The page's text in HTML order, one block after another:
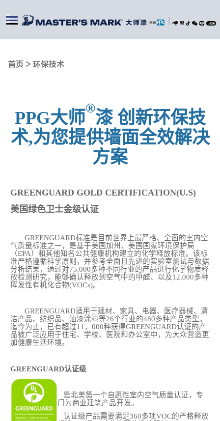
首页 > 环保技术
PPG大师
®
漆 创新环保技
术,为您提供墙面全效解决
方案
GREENGUARD GOLD CERTIFICATION(U.S)
美国绿色卫士金级认证
GREENGUARD标准是目前世界上最严格、全面的室内空
气质量标准之一，是基于美国加州、美国国家环境保护局
（EPA）和其他知名公共健康机构建立的化学释放标准。该标
准严格遵循科学原则，并参考全面且先进的实验室测试与数据
分析结果，通过对75,000多种不同行业的产品进行化学物质释
放检测研究，能够确认释放到空气中的甲醛、以及12,000多种
挥发性有机化合物(VOCs)。
GREENGUARD适用于建材、家具、电器、医疗器械、清
洁产品、纺织品、油漆涂料等26个行业的480多种产品类型。
迄今为止，已有超过11，000种获得GREENGUARD认证的产
品被广泛应用于住宅、学校、医院和办公室中，为大众营造更
加健康生活环境。
GREENGUARD认证级
是北美第一个自愿性室内空气质量认证，专
门为商业建筑产品开发。
认证级产品需要满足360多项VOC的严格释放